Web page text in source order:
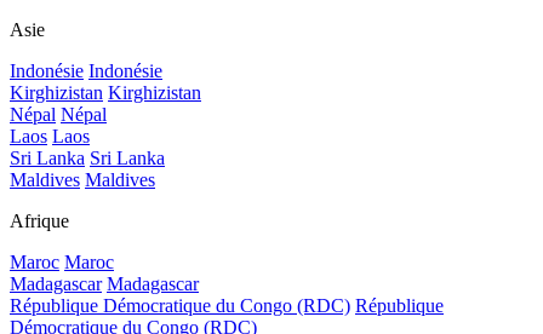
Asie
Indonésie Indonésie
Kirghizistan Kirghizistan
Népal Népal
Laos Laos
Sri Lanka Sri Lanka
Maldives Maldives
Afrique
Maroc Maroc
Madagascar Madagascar
République Démocratique du Congo (RDC) République
Démocratique du Congo (RDC)